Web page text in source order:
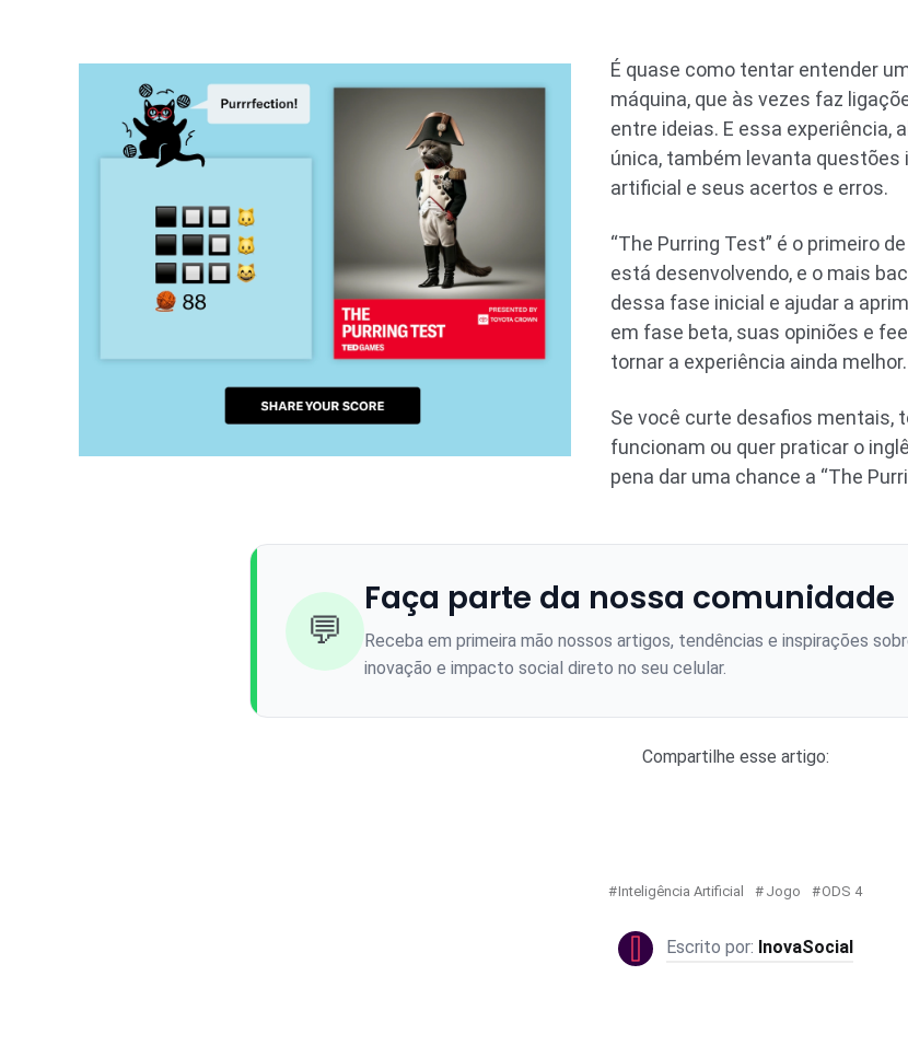
É quase como tentar entender
máquina, que às vezes faz
entre ideias. E essa experiência,
única, também levanta
artificial e seus acertos e erros.
“The Purring Test” é o primeiro
está desenvolvendo, e o mais
dessa fase inicial e ajudar a
em fase beta, suas opiniões e
tornar a experiência ainda melhor.
Se você curte desafios mentais,
funcionam ou quer praticar o
pena dar uma chance a “The
💬
Faça parte da nossa comunidade
Receba em primeira mão nossos artigos, tendências e inspirações
inovação e impacto social direto no seu celular.
Compartilhe esse artigo:
Inteligência Artificial Jogo ODS 4
InovaSocial